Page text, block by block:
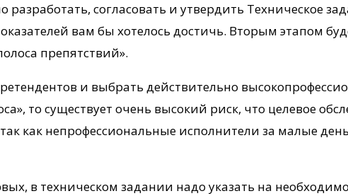
разработать, согласовать и утвердить Техническое
вам бы хотелось достичь. Вторым этапом
препятствий».
и выбрать действительно
то существует очень высокий риск, что целевое
как непрофессиональные исполнители за малые
в техническом задании надо указать на